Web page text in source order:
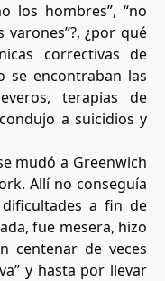
los hombres”, “no
varones”?, ¿por qué
correctivas de
se encontraban las
terapias de
a suicidios y
mudó a Greenwich
Allí no conseguía
a fin de
fue mesera, hizo
centenar de veces
y hasta por llevar